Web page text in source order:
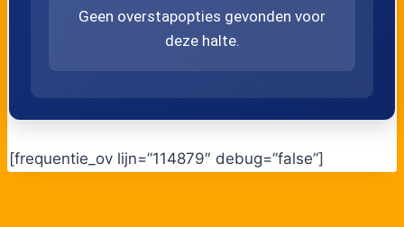
Geen overstapopties gevonden voor
deze halte.
[frequentie_ov lijn=”114879″ debug=”false”]